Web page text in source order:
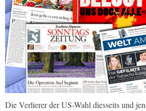
Die Verlierer der US-Wahl diesseits und